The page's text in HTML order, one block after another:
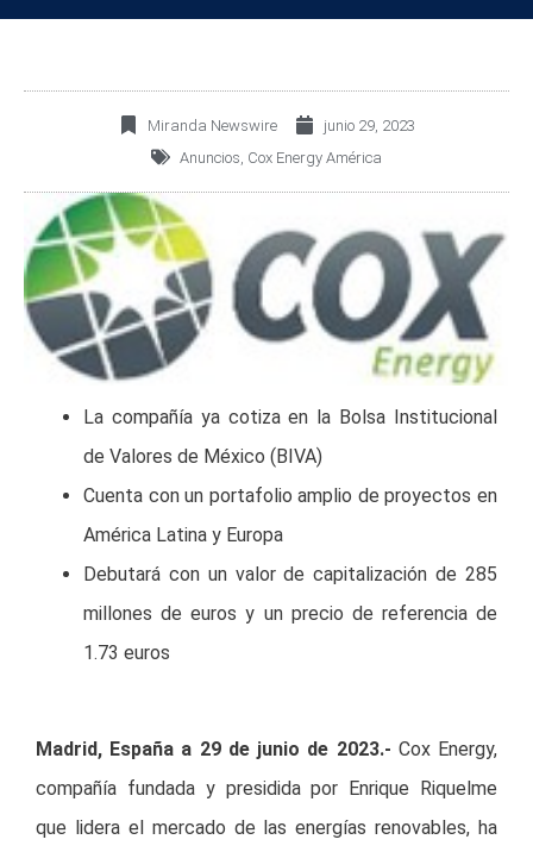
Miranda Newswire
junio 29, 2023
Anuncios Cox Energy América
La compañía ya cotiza en la Bolsa Institucional
de Valores de México (BIVA)
Cuenta con un portafolio amplio de proyectos en
América Latina y Europa
Debutará con un valor de capitalización de 285
millones de euros y un precio de referencia de
1.73 euros
Madrid, España a 29 de junio de 2023.- Cox Energy,
compañía fundada y presidida por Enrique Riquelme
que lidera el mercado de las energías renovables, ha